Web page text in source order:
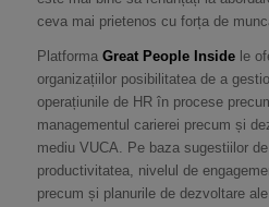
ceva mai prietenos cu forța de
Platforma Great People Insidele
organizațiilor posibilitatea de a
operațiunile de HR în procese
managementul carierei precum și
mediu VUCA. Pe baza sugestiilor
productivitatea, nivelul de
precum și planurile de dezvoltare